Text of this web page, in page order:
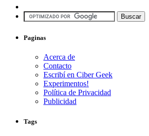
Paginas
Acerca de
Contacto
Escribí en Ciber Geek
Experimentos!
Política de Privacidad
Publicidad
Tags